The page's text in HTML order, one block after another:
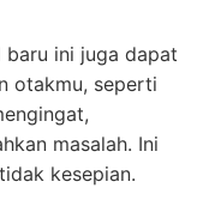
baru ini juga dapat
otakmu, seperti
masalah. Ini
kesepian.